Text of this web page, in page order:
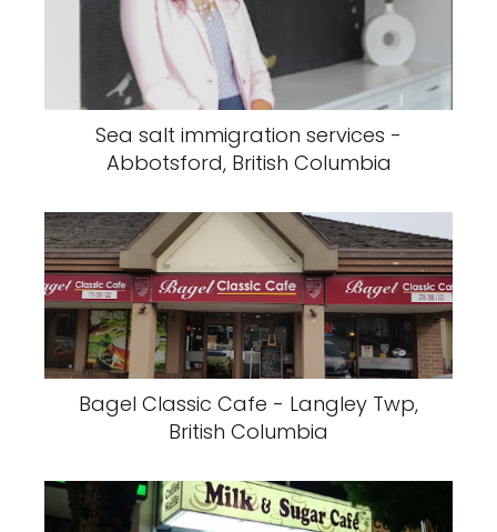
Sea salt immigration services -
Abbotsford, British Columbia
Bagel Classic Cafe - Langley Twp,
British Columbia